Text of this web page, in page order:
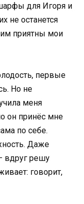
для Игоря и
не останется
приятны мои
первые
Но не
меня
он принёс мне
по себе.
Даже
вдруг решу
говорит,